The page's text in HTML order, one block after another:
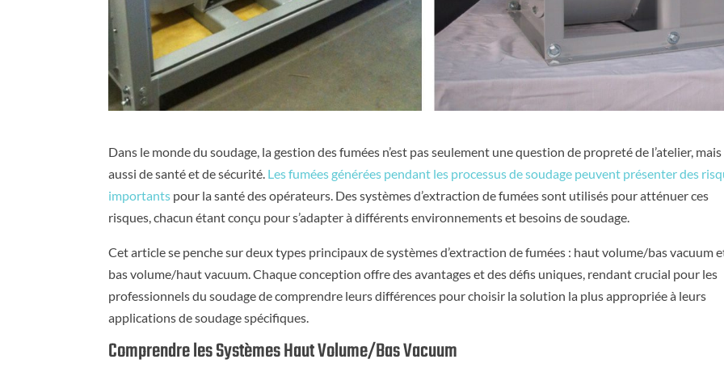
Dans le monde du soudage, la gestion des fumées n’est pas seulement une question de propreté de l’atelier, mais
aussi de santé et de sécurité. Les fumées générées pendant les processus de soudage peuvent présenter des
importants pour la santé des opérateurs. Des systèmes d’extraction de fumées sont utilisés pour atténuer ces
risques, chacun étant conçu pour s’adapter à différents environnements et besoins de soudage.
Cet article se penche sur deux types principaux de systèmes d’extraction de fumées : haut volume/bas vacuum
bas volume/haut vacuum. Chaque conception offre des avantages et des défis uniques, rendant crucial pour les
professionnels du soudage de comprendre leurs différences pour choisir la solution la plus appropriée à leurs
applications de soudage spécifiques.
Comprendre les Systèmes Haut Volume/Bas Vacuum